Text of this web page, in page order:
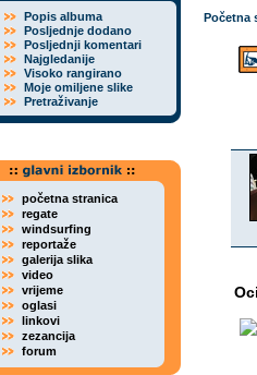
Popis albuma
Posljednje dodano
Posljednji komentari
Najgledanije
Visoko rangirano
Moje omiljene slike
Pretraživanje
početna stranica
regate
windsurfing
reportaže
galerija slika
video
vrijeme
oglasi
linkovi
zezancija
forum
Početna